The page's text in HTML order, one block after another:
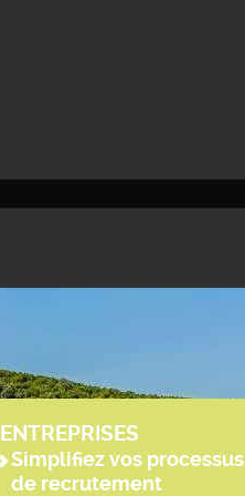
ENTREPRISES
Simplifiez vos processus
de recrutement